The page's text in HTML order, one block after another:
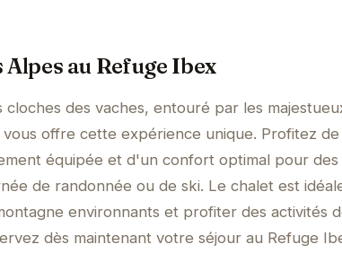
Alpes au Refuge Ibex
des vaches, entouré par les
offre cette expérience unique. Profitez de
équipée et d'un confort optimal pour des
de randonnée ou de ski. Le chalet est
environnants et profiter des activités
dès maintenant votre séjour au Refuge